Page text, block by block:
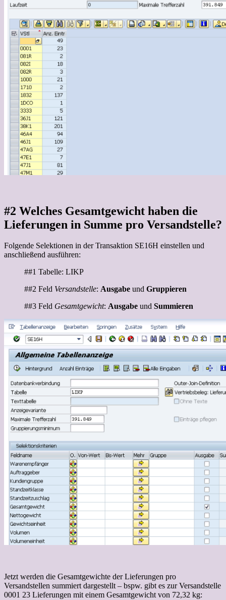
#2 Welches Gesamtgewicht haben die
Lieferungen in Summe pro Versandstelle?
Folgende Selektionen in der Transaktion SE16H einstellen und
anschließend ausführen:
##1 Tabelle: LIKP
##2 Feld Versandstelle: Ausgabe und Gruppieren
##3 Feld Gesamtgewicht: Ausgabe und Summieren
Jetzt werden die Gesamtgewichte der Lieferungen pro
Versandstellen summiert dargestellt – bspw. gibt es zur Versandstelle
0001 23 Lieferungen mit einem Gesamtgewicht von 72,32 kg: